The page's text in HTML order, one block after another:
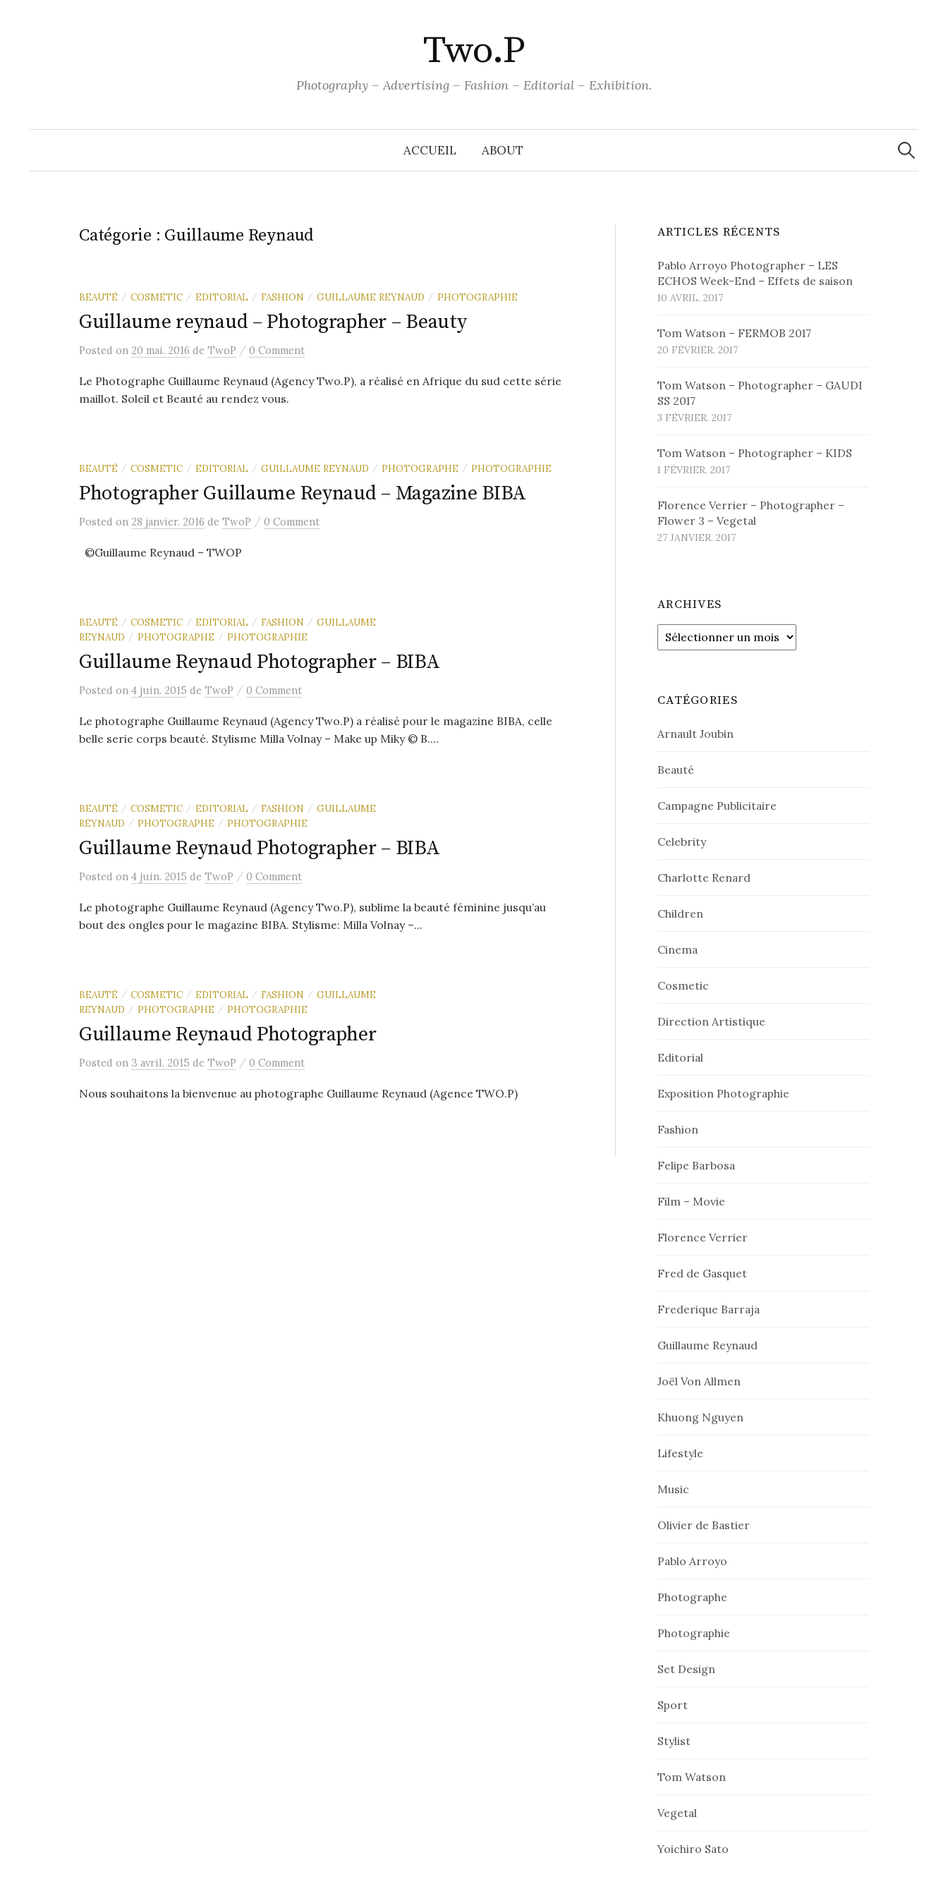
Two.P
Photography – Advertising – Fashion – Editorial – Exhibition.
ACCUEIL ABOUT
Catégorie : Guillaume Reynaud
BEAUTÉ / COSMETIC / EDITORIAL / FASHION / GUILLAUME REYNAUD / PHOTOGRAPHIE
Guillaume reynaud – Photographer – Beauty
Posted on 20 mai. 2016 de TwoP / 0 Comment
Le Photographe Guillaume Reynaud (Agency Two.P), a réalisé en Afrique du sud cette série
maillot. Soleil et Beauté au rendez vous.
BEAUTÉ / COSMETIC / EDITORIAL / GUILLAUME REYNAUD / PHOTOGRAPHE / PHOTOGRAPHIE
Photographer Guillaume Reynaud – Magazine BIBA
Posted on 28 janvier. 2016 de TwoP / 0 Comment
©Guillaume Reynaud – TWOP
BEAUTÉ / COSMETIC / EDITORIAL / FASHION / GUILLAUME
REYNAUD / PHOTOGRAPHE / PHOTOGRAPHIE
Guillaume Reynaud Photographer – BIBA
Posted on 4 juin. 2015 de TwoP / 0 Comment
Le photographe Guillaume Reynaud (Agency Two.P) a réalisé pour le magazine BIBA, celle
belle serie corps beauté. Stylisme Milla Volnay – Make up Miky © B....
BEAUTÉ / COSMETIC / EDITORIAL / FASHION / GUILLAUME
REYNAUD / PHOTOGRAPHE / PHOTOGRAPHIE
Guillaume Reynaud Photographer – BIBA
Posted on 4 juin. 2015 de TwoP / 0 Comment
Le photographe Guillaume Reynaud (Agency Two.P), sublime la beauté féminine jusqu’au
bout des ongles pour le magazine BIBA. Stylisme: Milla Volnay –...
BEAUTÉ / COSMETIC / EDITORIAL / FASHION / GUILLAUME
REYNAUD / PHOTOGRAPHE / PHOTOGRAPHIE
Guillaume Reynaud Photographer
Posted on 3 avril. 2015 de TwoP / 0 Comment
Nous souhaitons la bienvenue au photographe Guillaume Reynaud (Agence TWO.P)
ARTICLES RÉCENTS
Pablo Arroyo Photographer – LES
ECHOS Week-End – Effets de saison
10 AVRIL. 2017
Tom Watson – FERMOB 2017
20 FÉVRIER. 2017
Tom Watson – Photographer – GAUDI
SS 2017
3 FÉVRIER. 2017
Tom Watson – Photographer – KIDS
1 FÉVRIER. 2017
Florence Verrier – Photographer –
Flower 3 – Vegetal
27 JANVIER. 2017
ARCHIVES
Archives
CATÉGORIES
Arnault Joubin
Beauté
Campagne Publicitaire
Celebrity
Charlotte Renard
Children
Cinema
Cosmetic
Direction Artistique
Editorial
Exposition Photographie
Fashion
Felipe Barbosa
Film – Movie
Florence Verrier
Fred de Gasquet
Frederique Barraja
Guillaume Reynaud
Joël Von Allmen
Khuong Nguyen
Lifestyle
Music
Olivier de Bastier
Pablo Arroyo
Photographe
Photographie
Set Design
Sport
Stylist
Tom Watson
Vegetal
Yoichiro Sato